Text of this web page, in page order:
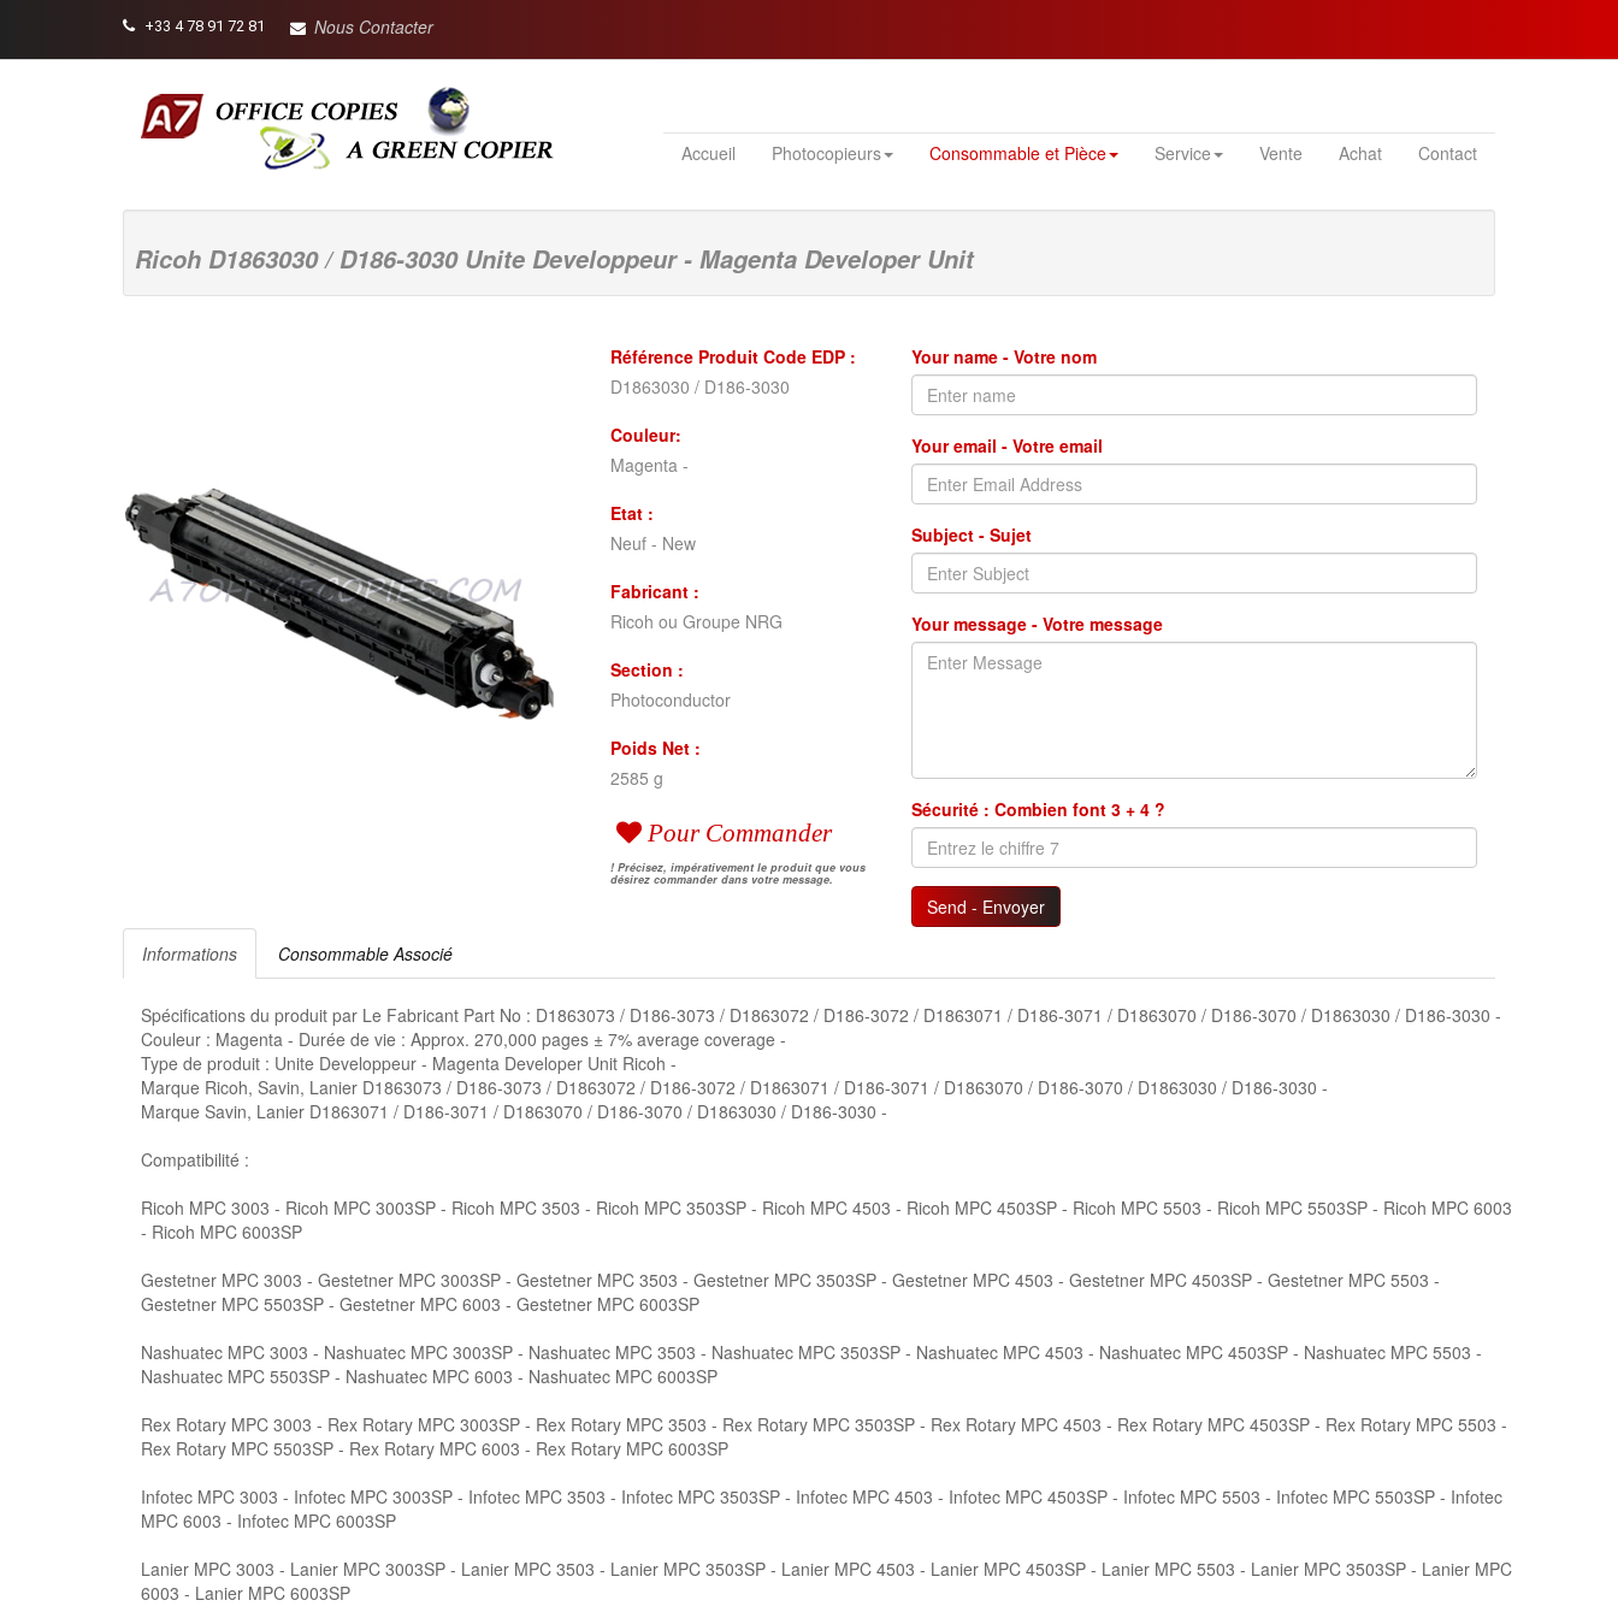
+33 4 78 91 72 81 Nous Contacter
Accueil Photocopieurs Consommable et Pièce Service Vente Achat Contact
Ricoh D1863030 / D186-3030 Unite Developpeur - Magenta Developer Unit
Référence Produit Code EDP :
D1863030 / D186-3030
Couleur:
Magenta -
Etat :
Neuf - New
Fabricant :
Ricoh ou Groupe NRG
Section :
Photoconductor
Poids Net :
2585 g
Pour Commander
! Précisez, impérativement le produit que vous
désirez commander dans votre message.
Your name - Votre nom
Your email - Votre email
Subject - Sujet
Your message - Votre message
Sécurité : Combien font 3 + 4 ?
Send - Envoyer
Informations
Consommable Associé
Spécifications du produit par Le Fabricant Part No : D1863073 / D186-3073 / D1863072 / D186-3072 / D1863071 / D186-3071 / D1863070 / D186-3070 / D1863030 / D186-3030 -
Couleur : Magenta - Durée de vie : Approx. 270,000 pages ± 7% average coverage -
Type de produit : Unite Developpeur - Magenta Developer Unit Ricoh -
Marque Ricoh, Savin, Lanier D1863073 / D186-3073 / D1863072 / D186-3072 / D1863071 / D186-3071 / D1863070 / D186-3070 / D1863030 / D186-3030 -
Marque Savin, Lanier D1863071 / D186-3071 / D1863070 / D186-3070 / D1863030 / D186-3030 -
Compatibilité :
Ricoh MPC 3003 - Ricoh MPC 3003SP - Ricoh MPC 3503 - Ricoh MPC 3503SP - Ricoh MPC 4503 - Ricoh MPC 4503SP - Ricoh MPC 5503 - Ricoh MPC 5503SP - Ricoh MPC 6003
- Ricoh MPC 6003SP
Gestetner MPC 3003 - Gestetner MPC 3003SP - Gestetner MPC 3503 - Gestetner MPC 3503SP - Gestetner MPC 4503 - Gestetner MPC 4503SP - Gestetner MPC 5503 -
Gestetner MPC 5503SP - Gestetner MPC 6003 - Gestetner MPC 6003SP
Nashuatec MPC 3003 - Nashuatec MPC 3003SP - Nashuatec MPC 3503 - Nashuatec MPC 3503SP - Nashuatec MPC 4503 - Nashuatec MPC 4503SP - Nashuatec MPC 5503 -
Nashuatec MPC 5503SP - Nashuatec MPC 6003 - Nashuatec MPC 6003SP
Rex Rotary MPC 3003 - Rex Rotary MPC 3003SP - Rex Rotary MPC 3503 - Rex Rotary MPC 3503SP - Rex Rotary MPC 4503 - Rex Rotary MPC 4503SP - Rex Rotary MPC 5503 -
Rex Rotary MPC 5503SP - Rex Rotary MPC 6003 - Rex Rotary MPC 6003SP
Infotec MPC 3003 - Infotec MPC 3003SP - Infotec MPC 3503 - Infotec MPC 3503SP - Infotec MPC 4503 - Infotec MPC 4503SP - Infotec MPC 5503 - Infotec MPC 5503SP - Infotec
MPC 6003 - Infotec MPC 6003SP
Lanier MPC 3003 - Lanier MPC 3003SP - Lanier MPC 3503 - Lanier MPC 3503SP - Lanier MPC 4503 - Lanier MPC 4503SP - Lanier MPC 5503 - Lanier MPC 3503SP - Lanier MPC
6003 - Lanier MPC 6003SP